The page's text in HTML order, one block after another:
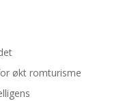
økt romturisme